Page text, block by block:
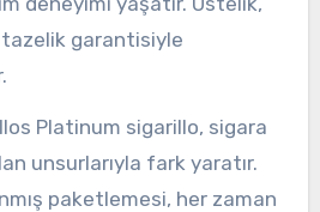
garantisiyle
Platinum sigarillo, sigara
unsurlarıyla fark yaratır.
paketlemesi, her zaman